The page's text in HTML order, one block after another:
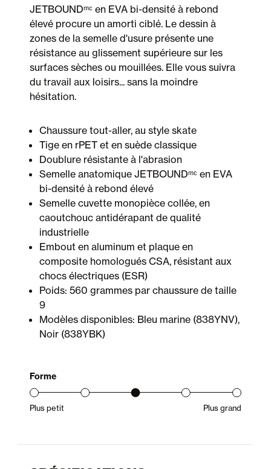
JETBOUNDᵐᶜ en EVA bi-densité à rebond
élevé procure un amorti ciblé. Le dessin à
zones de la semelle d'usure présente une
résistance au glissement supérieure sur les
surfaces sèches ou mouillées. Elle vous suivra
du travail aux loisirs... sans la moindre
hésitation.
Chaussure tout-aller, au style skate
Tige en rPET et en suède classique
Doublure résistante à l'abrasion
Semelle anatomique JETBOUNDᵐᶜ en EVA
bi-densité à rebond élevé
Semelle cuvette monopièce collée, en
caoutchouc antidérapant de qualité
industrielle
Embout en aluminum et plaque en
composite homologués CSA, résistant aux
chocs électriques (ESR)
Poids: 560 grammes par chaussure de taille
9
Modèles disponibles: Bleu marine (838YNV),
Noir (838YBK)
Forme
Plus petit Plus grand